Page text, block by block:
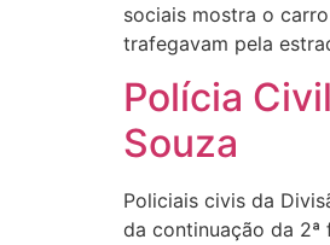
sociais mostra o
trafegavam pela
Polícia
Souza
Policiais civis da
da continuação da 2ª